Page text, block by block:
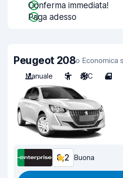
Conferma immediata!
Paga adesso
Peugeot 208o Economica
Manuale
5 A/C 4
8,2 Buona